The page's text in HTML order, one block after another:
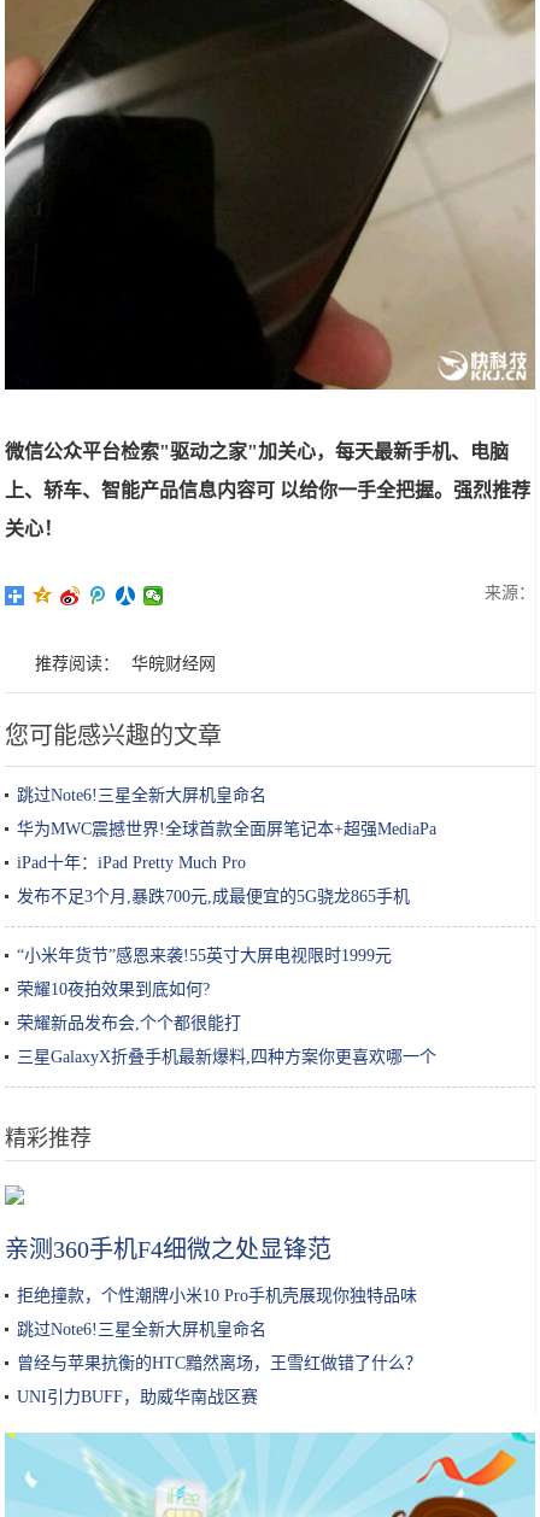
微信公众平台检索"驱动之家"加关心，每天最新手机、电脑
上、轿车、智能产品信息内容可 以给你一手全把握。强烈推荐
关心！
来源：
推荐阅读： 华皖财经网
您可能感兴趣的文章
跳过Note6!三星全新大屏机皇命名
华为MWC震撼世界!全球首款全面屏笔记本+超强MediaPa
iPad十年：iPad Pretty Much Pro
发布不足3个月,暴跌700元,成最便宜的5G骁龙865手机
“小米年货节”感恩来袭!55英寸大屏电视限时1999元
荣耀10夜拍效果到底如何?
荣耀新品发布会,个个都很能打
三星GalaxyX折叠手机最新爆料,四种方案你更喜欢哪一个
精彩推荐
亲测360手机F4细微之处显锋范
拒绝撞款，个性潮牌小米10 Pro手机壳展现你独特品味
跳过Note6!三星全新大屏机皇命名
曾经与苹果抗衡的HTC黯然离场，王雪红做错了什么？
UNI引力BUFF，助威华南战区赛